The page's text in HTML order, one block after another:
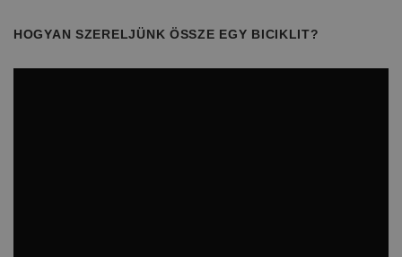
HOGYAN SZERELJÜNK ÖSSZE EGY BICIKLIT?